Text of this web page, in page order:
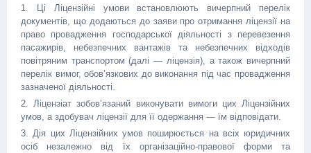
1. Ці Ліцензійні умови встановлюють вичерпний перелік
документів, що додаються до заяви про отримання ліцензії на
право провадження господарської діяльності з перевезення
пасажирів, небезпечних вантажів та небезпечних відходів
повітряним транспортом (далі — ліцензія), а також вичерпний
перелік вимог, обов’язкових до виконання під час провадження
зазначеної діяльності.
2. Ліцензіат зобов’язаний виконувати вимоги цих Ліцензійних
умов, а здобувач ліцензії для її одержання — їм відповідати.
3. Дія цих Ліцензійних умов поширюється на всіх юридичних
осіб незалежно від їх організаційно-правової форми та